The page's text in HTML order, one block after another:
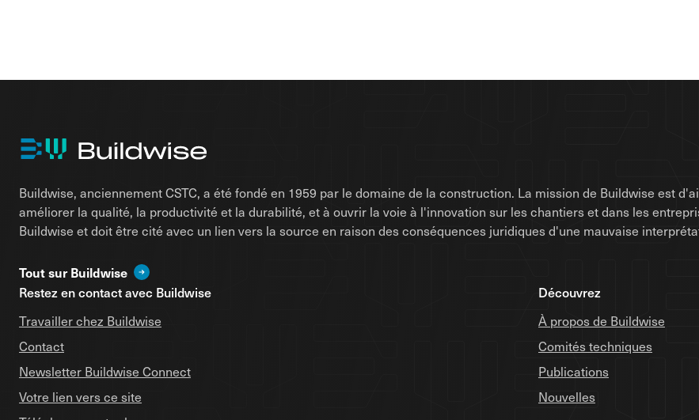
Buildwise, anciennement CSTC, a été fondé en 1959 par le domaine de la construction. La mission de Buildwise est
améliorer la qualité, la productivité et la durabilité, et à ouvrir la voie à l'innovation sur les chantiers et dans les
Buildwise et doit être cité avec un lien vers la source en raison des conséquences juridiques d'une mauvaise
Tout sur Buildwise
Restez en contact avec Buildwise
Travailler chez Buildwise
Contact
Newsletter Buildwise Connect
Votre lien vers ce site
Découvrez
À propos de Buildwise
Comités techniques
Publications
Nouvelles